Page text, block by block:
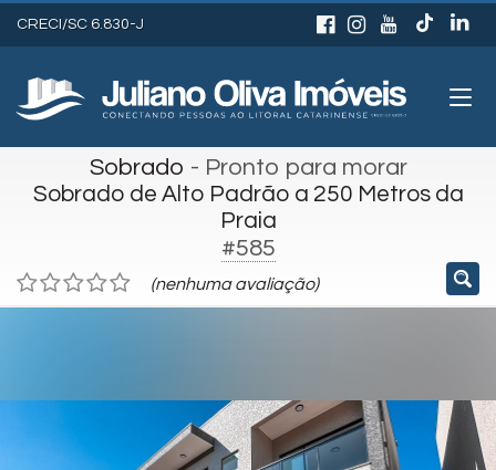
CRECI/SC 6.830-J
Sobrado - Pronto para morar
Sobrado de Alto Padrão a 250 Metros da
Praia
#585
(nenhuma avaliação)